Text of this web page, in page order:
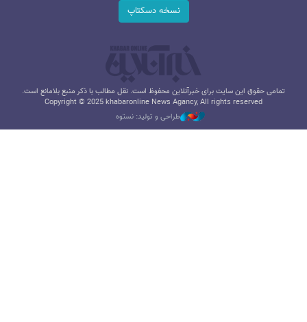
نسخه دسکتاپ
تمامی حقوق این سایت برای خبرآنلاین محفوظ است. نقل مطالب با ذکر منبع بلامانع است.
Copyright © 2025 khabaronline News Agancy, All rights reserved
طراحی و تولید: نستوه